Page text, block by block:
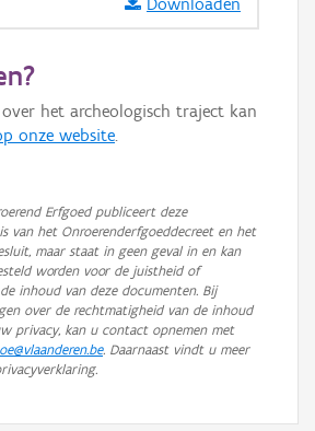
het archeologisch traject kan
onze website.
Erfgoed publiceert deze
van het Onroerenderfgoeddecreet en het
maar staat in geen geval in en kan
worden voor de juistheid of
inhoud van deze documenten. Bij
over de rechtmatigheid van de inhoud
privacy, kan u contact opnemen met
. Daarnaast vindt u meer